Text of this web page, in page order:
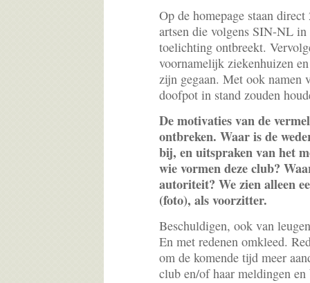
Op de homepage staan direct
artsen die volgens SIN-NL
toelichting ontbreekt.
voornamelijk ziekenhuizen
zijn gegaan. Met ook namen
doofpot in stand zouden
De motivaties van de
ontbreken. Waar is de
bij, en uitspraken van het
wie vormen deze club?
autoriteit? We zien alleen
(foto), als voorzitter.
Beschuldigen, ook van
En met redenen omkleed.
om de komende tijd meer
club en/of haar meldingen